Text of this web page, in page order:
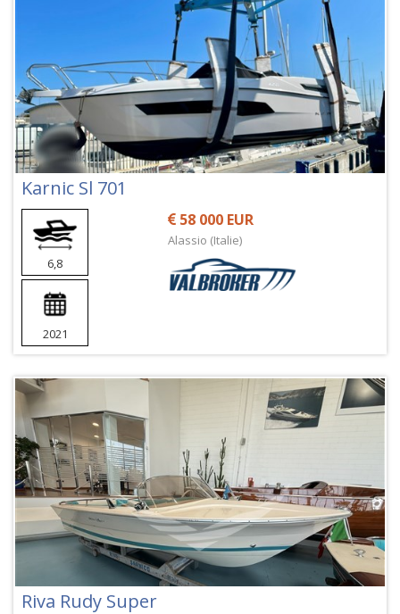
Karnic Sl 701
6,8
2021
58 000 EUR
Alassio (Italie)
Riva Rudy Super